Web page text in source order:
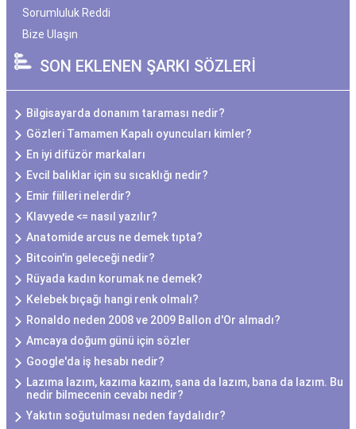
Sorumluluk Reddi
Bize Ulaşın
SON EKLENEN ŞARKI SÖZLERİ
Bilgisayarda donanım taraması nedir?
Gözleri Tamamen Kapalı oyuncuları kimler?
En iyi difüzör markaları
Evcil balıklar için su sıcaklığı nedir?
Emir fiilleri nelerdir?
Klavyede <= nasıl yazılır?
Anatomide arcus ne demek tıpta?
Bitcoin'in geleceği nedir?
Rüyada kadın korumak ne demek?
Kelebek bıçağı hangi renk olmalı?
Ronaldo neden 2008 ve 2009 Ballon d'Or almadı?
Amcaya doğum günü için sözler
Google'da iş hesabı nedir?
Lazıma lazım, kazıma kazım, sana da lazım, bana da lazım. Bu
nedir bilmecenin cevabı nedir?
Yakıtın soğutulması neden faydalıdır?